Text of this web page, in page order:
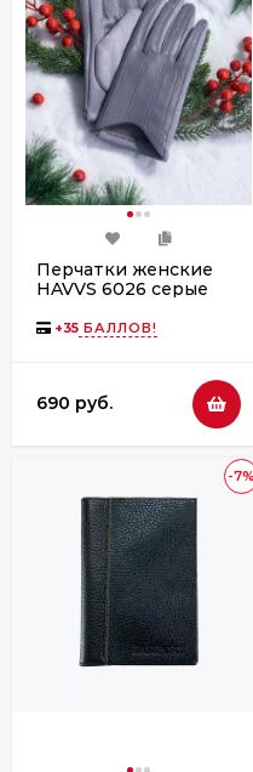
Перчатки женские
HAVVS 6026 серые
+35 БАЛЛОВ!
690 руб.
-7%